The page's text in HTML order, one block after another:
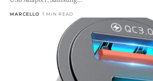
MARCELLO 1 MIN READ